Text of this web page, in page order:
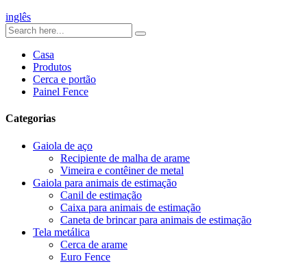
inglês
Casa
Produtos
Cerca e portão
Painel Fence
Categorias
Gaiola de aço
Recipiente de malha de arame
Vimeira e contêiner de metal
Gaiola para animais de estimação
Canil de estimação
Caixa para animais de estimação
Caneta de brincar para animais de estimação
Tela metálica
Cerca de arame
Euro Fence